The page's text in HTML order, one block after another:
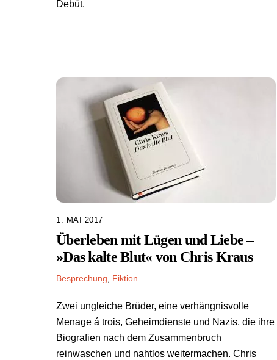
Debüt.
1. MAI 2017
Überleben mit Lügen und Liebe –
»Das kalte Blut« von Chris Kraus
Besprechung Fiktion
Zwei ungleiche Brüder, eine verhängnisvolle
Menage á trois, Geheimdienste und Nazis, die ihre
Biografien nach dem Zusammenbruch
reinwaschen und nahtlos weitermachen. Chris